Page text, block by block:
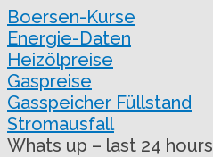
Boersen-Kurse
Energie-Daten
Heizölpreise
Gaspreise
Gasspeicher Füllstand
Stromausfall
Whats up – last 24 hours